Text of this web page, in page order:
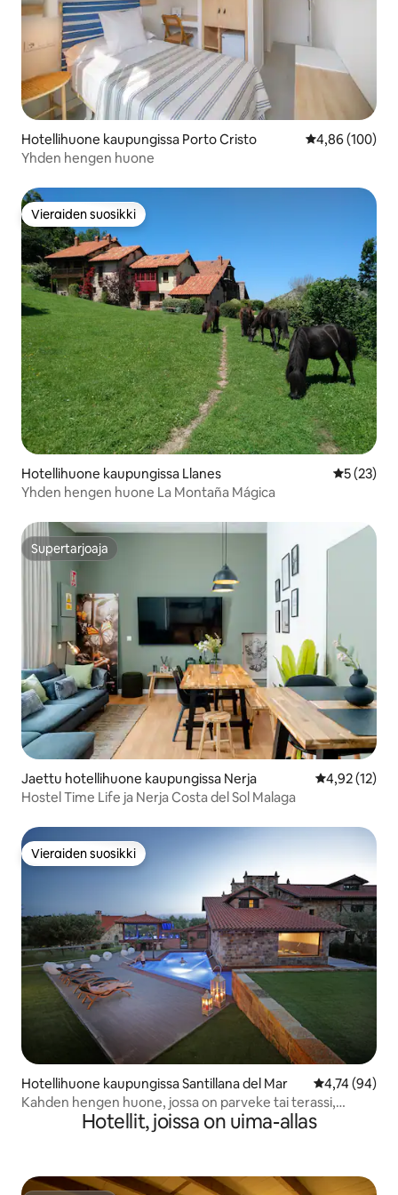
Hotellihuone kaupungissa Porto Cristo
4,86 (100)
Yhden hengen huone
Vieraiden suosikki
Vieraiden suosikki
Hotellihuone kaupungissa Llanes
5 (23)
Yhden hengen huone La Montaña Mágica
Supertarjoaja
Supertarjoaja
Jaettu hotellihuone kaupungissa Nerja
4,92 (12)
Hostel Time Life ja Nerja Costa del Sol Malaga
Vieraiden suosikki
Vieraiden suosikki
Hotellihuone kaupungissa Santillana del Mar
4,74 (94)
Kahden hengen huone, jossa on parveke tai terassi,
Posada Spa San Marcos
Hotellit, joissa on uima-allas